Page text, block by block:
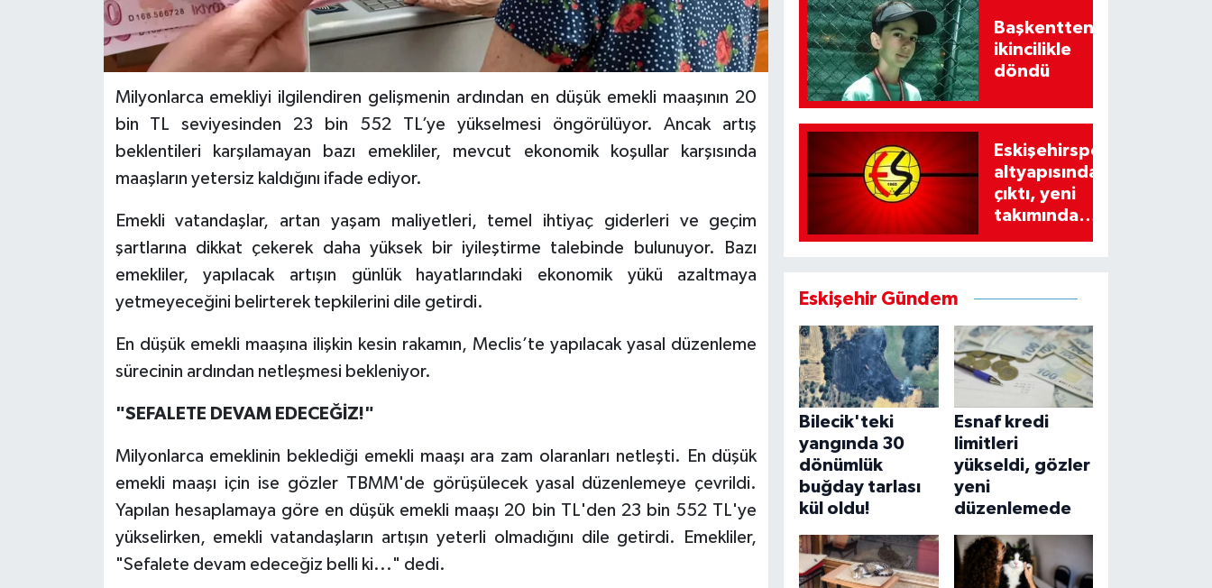
Milyonlarca emekliyi ilgilendiren gelişmenin ardından en düşük emekli maaşının 20
bin TL seviyesinden 23 bin 552 TL’ye yükselmesi öngörülüyor. Ancak artış
beklentileri karşılamayan bazı emekliler, mevcut ekonomik koşullar karşısında
maaşların yetersiz kaldığını ifade ediyor.
Emekli vatandaşlar, artan yaşam maliyetleri, temel ihtiyaç giderleri ve geçim
şartlarına dikkat çekerek daha yüksek bir iyileştirme talebinde bulunuyor. Bazı
emekliler, yapılacak artışın günlük hayatlarındaki ekonomik yükü azaltmaya
yetmeyeceğini belirterek tepkilerini dile getirdi.
En düşük emekli maaşına ilişkin kesin rakamın, Meclis’te yapılacak yasal düzenleme
sürecinin ardından netleşmesi bekleniyor.
"SEFALETE DEVAM EDECEĞİZ!"
Milyonlarca emeklinin beklediği emekli maaşı ara zam olaranları netleşti. En düşük
emekli maaşı için ise gözler TBMM'de görüşülecek yasal düzenlemeye çevrildi.
Yapılan hesaplamaya göre en düşük emekli maaşı 20 bin TL'den 23 bin 552 TL'ye
yükselirken, emekli vatandaşların artışın yeterli olmadığını dile getirdi. Emekliler,
"Sefalete devam edeceğiz belli ki..." dedi.
Başkentten
ikincilikle
döndü
Eskişehirspor
altyapısından
çıktı, yeni
takımında
Eskişehir Gündem
Bilecik'teki
yangında 30
dönümlük
buğday tarlası
kül oldu!
Esnaf kredi
limitleri
yükseldi, gözler
yeni
düzenlemede